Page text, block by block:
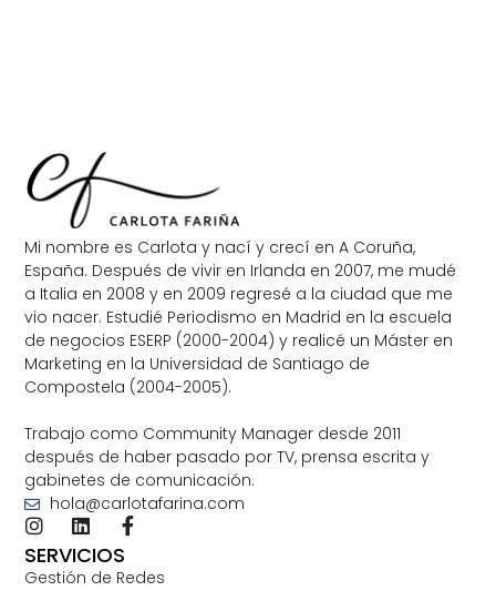
Mi nombre es Carlota y nací y crecí en A Coruña,
España. Después de vivir en Irlanda en 2007, me mudé
a Italia en 2008 y en 2009 regresé a la ciudad que me
vio nacer. Estudié Periodismo en Madrid en la escuela
de negocios ESERP (2000-2004) y realicé un Máster en
Marketing en la Universidad de Santiago de
Compostela (2004-2005).
Trabajo como Community Manager desde 2011
después de haber pasado por TV, prensa escrita y
gabinetes de comunicación.
hola@carlotafarina.com
SERVICIOS
Gestión de Redes